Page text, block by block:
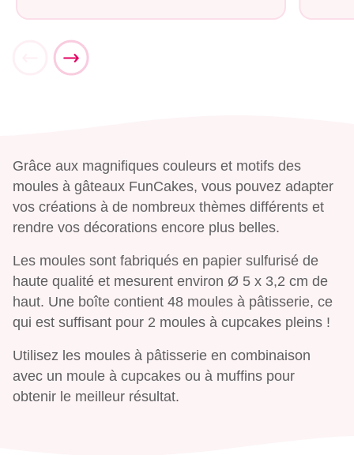
Grâce aux magnifiques couleurs et motifs des
moules à gâteaux FunCakes, vous pouvez adapter
vos créations à de nombreux thèmes différents et
rendre vos décorations encore plus belles.
Les moules sont fabriqués en papier sulfurisé de
haute qualité et mesurent environ Ø 5 x 3,2 cm de
haut. Une boîte contient 48 moules à pâtisserie, ce
qui est suffisant pour 2 moules à cupcakes pleins !
Utilisez les moules à pâtisserie en combinaison
avec un moule à cupcakes ou à muffins pour
obtenir le meilleur résultat.